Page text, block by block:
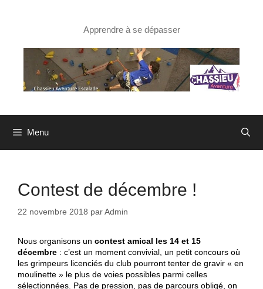
Apprendre à se dépasser
Menu
Contest de décembre !
22 novembre 2018 parAdmin
Nous organisons un contest amical les 14 et 15
décembre : c’est un moment convivial, un petit concours où
les grimpeurs licenciés du club pourront tenter de gravir « en
moulinette » le plus de voies possibles parmi celles
sélectionnées. Pas de pression, pas de parcours obligé, on